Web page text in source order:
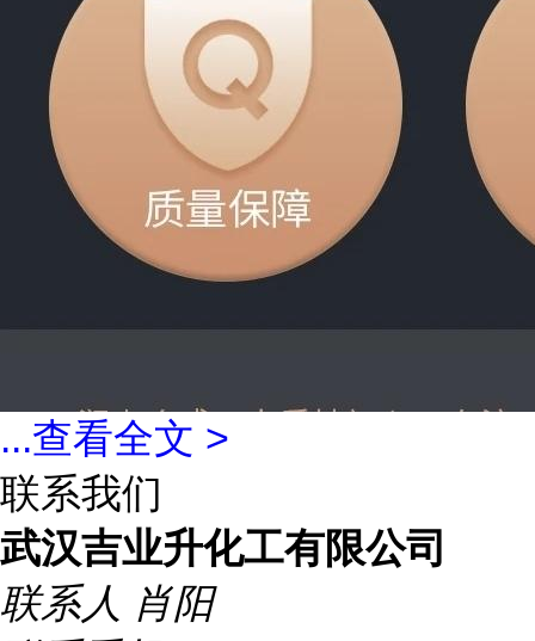
...查看全文 >
联系我们
武汉吉业升化工有限公司
联系人 肖阳